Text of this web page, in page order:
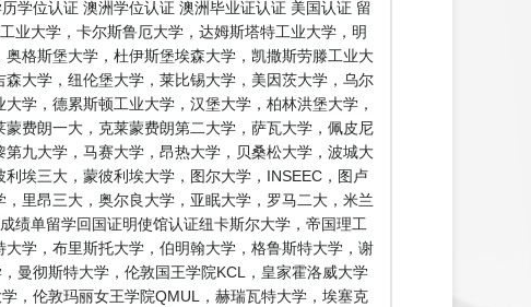
学位认证 澳洲学位认证 澳洲毕业证认证 美国认证 留
业大学，卡尔斯鲁厄大学，达姆斯塔特工业大学，明
格斯堡大学，杜伊斯堡埃森大学，凯撒斯劳滕工业大
大学，纽伦堡大学，莱比锡大学，美因茨大学，乌尔
学，德累斯顿工业大学，汉堡大学，柏林洪堡大学，
费朗一大，克莱蒙费朗第二大学，萨瓦大学，佩皮尼
九大学，马赛大学，昂热大学，贝桑松大学，波城大
埃三大，蒙彼利埃大学，图尔大学，INSEEC，图卢
里昂三大，奥尔良大学，亚眠大学，罗马二大，米兰
绩单留学回国证明使馆认证纽卡斯尔大学，帝国理工
学，布里斯托大学，伯明翰大学，格鲁斯特大学，谢
曼彻斯特大学，伦敦国王学院KCL，皇家霍洛威大学
，伦敦玛丽女王学院QMUL，赫瑞瓦特大学，埃塞克